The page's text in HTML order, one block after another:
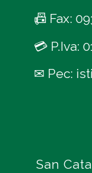
📠 Fax:
💳 P.Iva:
✉ Pec:
San